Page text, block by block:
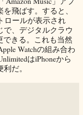
飛ばす。すると、
ロールが表示され
で、デジタルクラウ
できる。これも当然
Watchの組み合わ
はiPhoneから
だ。